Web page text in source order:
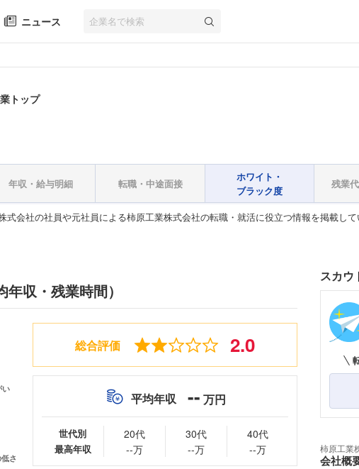
ニュース
トップ
年収・給与明細 転職・中途面接
ホワイト・
ブラック度
残業
会社の社員や元社員による柿原工業株式会社の転職・就活に役立つ情報を掲載し
収・残業時間）
総合評価 2.0
平均年収 -- 万円
世代別
最高年収
20代
--万
30代
--万
40代
--万
スカウ
柿原工業
会社概